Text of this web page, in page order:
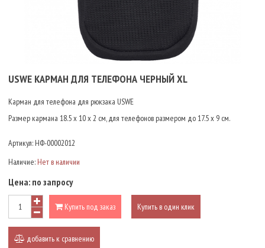
USWE КАРМАН ДЛЯ ТЕЛЕФОНА ЧЕРНЫЙ XL
Карман для телефона для рюкзака USWE
Размер кармана 18.5 х 10 х 2 см, для телефонов размером до 17.5 х 9 см.
Артикул: НФ-00002012
Наличие: Нет в наличии
Цена: по запросу
Купить под заказ Купить в один клик
добавить к сравнению